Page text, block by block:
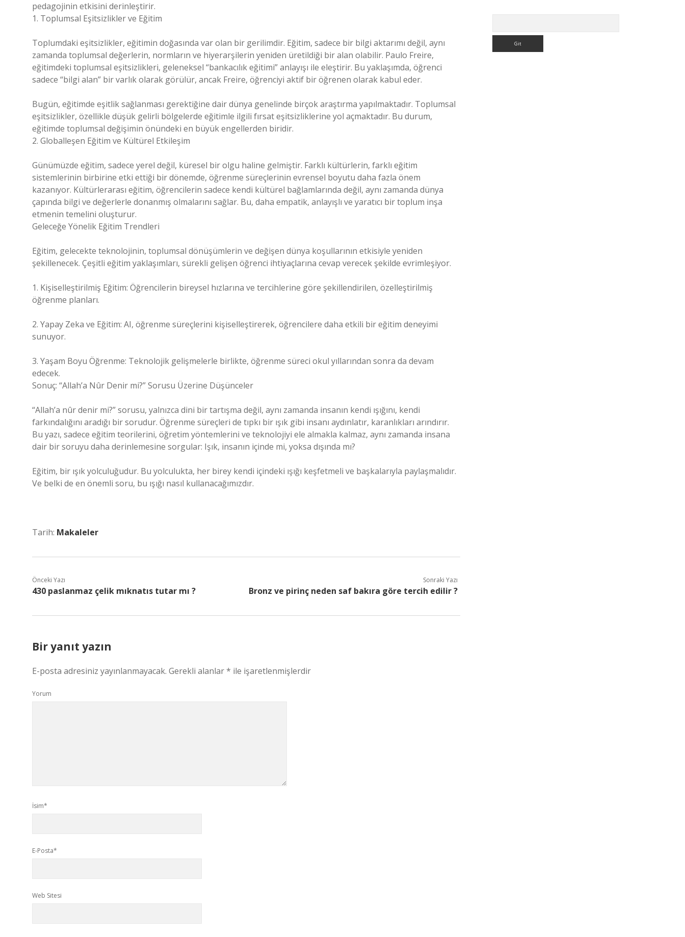
pedagojinin etkisini derinleştirir.
1. Toplumsal Eşitsizlikler ve Eğitim
Toplumdaki eşitsizlikler, eğitimin doğasında var olan bir gerilimdir. Eğitim, sadece bir bilgi aktarımı değil, aynı
zamanda toplumsal değerlerin, normların ve hiyerarşilerin yeniden üretildiği bir alan olabilir. Paulo Freire,
eğitimdeki toplumsal eşitsizlikleri, geleneksel “bankacılık eğitimi” anlayışı ile eleştirir. Bu yaklaşımda, öğrenci
sadece “bilgi alan” bir varlık olarak görülür, ancak Freire, öğrenciyi aktif bir öğrenen olarak kabul eder.
Bugün, eğitimde eşitlik sağlanması gerektiğine dair dünya genelinde birçok araştırma yapılmaktadır. Toplumsal
eşitsizlikler, özellikle düşük gelirli bölgelerde eğitimle ilgili fırsat eşitsizliklerine yol açmaktadır. Bu durum,
eğitimde toplumsal değişimin önündeki en büyük engellerden biridir.
2. Globalleşen Eğitim ve Kültürel Etkileşim
Günümüzde eğitim, sadece yerel değil, küresel bir olgu haline gelmiştir. Farklı kültürlerin, farklı eğitim
sistemlerinin birbirine etki ettiği bir dönemde, öğrenme süreçlerinin evrensel boyutu daha fazla önem
kazanıyor. Kültürlerarası eğitim, öğrencilerin sadece kendi kültürel bağlamlarında değil, aynı zamanda dünya
çapında bilgi ve değerlerle donanmış olmalarını sağlar. Bu, daha empatik, anlayışlı ve yaratıcı bir toplum inşa
etmenin temelini oluşturur.
Geleceğe Yönelik Eğitim Trendleri
Eğitim, gelecekte teknolojinin, toplumsal dönüşümlerin ve değişen dünya koşullarının etkisiyle yeniden
şekillenecek. Çeşitli eğitim yaklaşımları, sürekli gelişen öğrenci ihtiyaçlarına cevap verecek şekilde evrimleşiyor.
1. Kişiselleştirilmiş Eğitim: Öğrencilerin bireysel hızlarına ve tercihlerine göre şekillendirilen, özelleştirilmiş
öğrenme planları.
2. Yapay Zeka ve Eğitim: AI, öğrenme süreçlerini kişiselleştirerek, öğrencilere daha etkili bir eğitim deneyimi
sunuyor.
3. Yaşam Boyu Öğrenme: Teknolojik gelişmelerle birlikte, öğrenme süreci okul yıllarından sonra da devam
edecek.
Sonuç: “Allah’a Nûr Denir mi?” Sorusu Üzerine Düşünceler
“Allah’a nûr denir mi?” sorusu, yalnızca dini bir tartışma değil, aynı zamanda insanın kendi ışığını, kendi
farkındalığını aradığı bir sorudur. Öğrenme süreçleri de tıpkı bir ışık gibi insanı aydınlatır, karanlıkları arındırır.
Bu yazı, sadece eğitim teorilerini, öğretim yöntemlerini ve teknolojiyi ele almakla kalmaz, aynı zamanda insana
dair bir soruyu daha derinlemesine sorgular: Işık, insanın içinde mi, yoksa dışında mı?
Eğitim, bir ışık yolculuğudur. Bu yolculukta, her birey kendi içindeki ışığı keşfetmeli ve başkalarıyla paylaşmalıdır.
Ve belki de en önemli soru, bu ışığı nasıl kullanacağımızdır.
Tarih: Makaleler
Önceki Yazı
430 paslanmaz çelik mıknatıs tutar mı ?
Sonraki Yazı
Bronz ve pirinç neden saf bakıra göre tercih edilir ?
Bir yanıt yazın
E-posta adresiniz yayınlanmayacak. Gerekli alanlar* ile işaretlenmişlerdir
Yorum
İsim*
E-Posta*
Web Sitesi